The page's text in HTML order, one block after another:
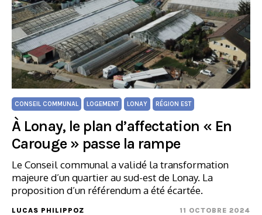
CONSEIL COMMUNAL LOGEMENT LONAY RÉGION EST
À Lonay, le plan d’affectation « En
Carouge » passe la rampe
Le Conseil communal a validé la transformation
majeure d’un quartier au sud-est de Lonay. La
proposition d’un référendum a été écartée.
LUCAS PHILIPPOZ 11 OCTOBRE 2024